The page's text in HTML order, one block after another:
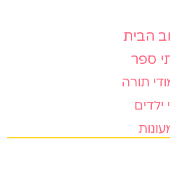
הבית
ספר
תורה
ילדים